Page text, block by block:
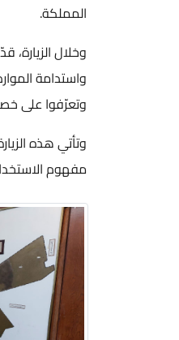
المملكة.
وخلال
واستدامة
وتعرّفوا على
وتأتي هذه
مفهوم